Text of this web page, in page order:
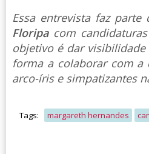
Essa entrevista faz parte
Floripacom candidaturas
objetivo é dar
forma a colaborar com a
arco-íris e simpatizantes
Tags: margareth hernandes